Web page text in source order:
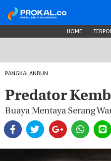
HOME
PANGKALANBUN
Predator
Buaya Mentaya Serang